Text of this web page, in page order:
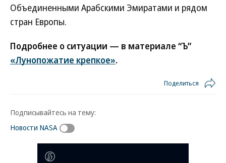
Объединенными Арабскими Эмиратами и рядом
стран Европы.
Подробнее о ситуации — в материале “Ъ”
«Лунопожатие крепкое».
Поделиться
Подписывайтесь на тему:
Новости NASA